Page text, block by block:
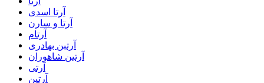
آرتا اسدی
آرتا و سارن
آرتام
آرتبن بهادری
آرتين شاهوران
آرتی
آرتین